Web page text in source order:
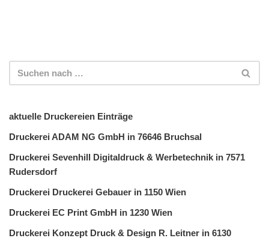
aktuelle Druckereien Einträge
Druckerei ADAM NG GmbH in 76646 Bruchsal
Druckerei Sevenhill Digitaldruck & Werbetechnik in 7571
Rudersdorf
Druckerei Druckerei Gebauer in 1150 Wien
Druckerei EC Print GmbH in 1230 Wien
Druckerei Konzept Druck & Design R. Leitner in 6130